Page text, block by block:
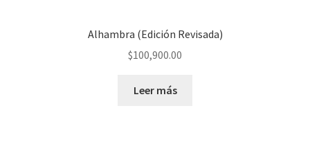
Alhambra (Edición Revisada)
$100,900.00
Leer más